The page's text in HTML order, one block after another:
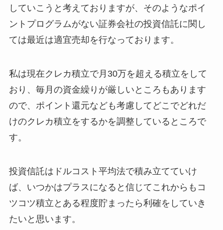
していこうと考えておりますが、そのようなポイ
ントプログラムがない証券会社の投資信託に関し
ては最近は適宜売却を行なっております。
私は現在クレカ積立で月30万を超える積立をして
おり、毎月の資金繰りが厳しいところもあります
ので、ポイント還元なども考慮してどこでどれだ
けのクレカ積立をするかを調整しているところで
す。
投資信託はドルコスト平均法で積み立てていけ
ば、いつかはプラスになると信じてこれからもコ
ツコツ積立とある程度貯まったら利確をしていき
たいと思います。